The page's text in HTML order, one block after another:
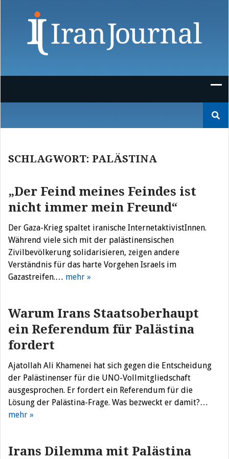
nach:
SCHLAGWORT: PALÄSTINA
„Der Feind meines Feindes ist
nicht immer mein Freund“
Der Gaza-Krieg spaltet iranische InternetaktivistInnen.
Während viele sich mit der palästinensischen
Zivilbevölkerung solidarisieren, zeigen andere
Verständnis für das harte Vorgehen Israels im
Gazastreifen.… mehr »
Warum Irans Staatsoberhaupt
ein Referendum für Palästina
fordert
Ajatollah Ali Khamenei hat sich gegen die Entscheidung
der Palästinenser für die UNO-Vollmitgliedschaft
ausgesprochen. Er fordert ein Referendum für die
Lösung der Palästina-Frage. Was bezweckt er damit?…
mehr »
Irans Dilemma mit Palästina